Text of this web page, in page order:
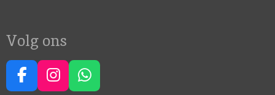
Volg ons
F
I
W